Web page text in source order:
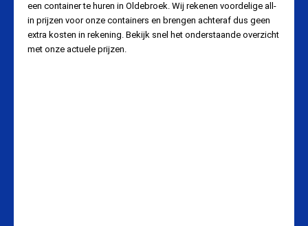
een container te huren in Oldebroek. Wij rekenen voordelige all-
in prijzen voor onze containers en brengen achteraf dus geen
extra kosten in rekening. Bekijk snel het onderstaande overzicht
met onze actuele prijzen.